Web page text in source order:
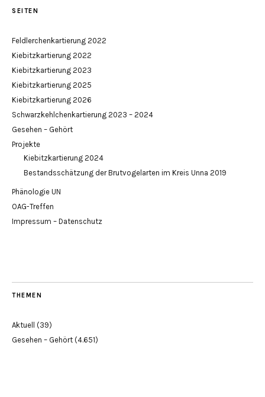
SEITEN
Feldlerchenkartierung 2022
Kiebitzkartierung 2022
Kiebitzkartierung 2023
Kiebitzkartierung 2025
Kiebitzkartierung 2026
Schwarzkehlchenkartierung 2023 – 2024
Gesehen – Gehört
Projekte
Kiebitzkartierung 2024
Bestandsschätzung der Brutvogelarten im Kreis Unna 2019
Phänologie UN
OAG-Treffen
Impressum – Datenschutz
THEMEN
Aktuell
(39)
Gesehen – Gehört (4.651)